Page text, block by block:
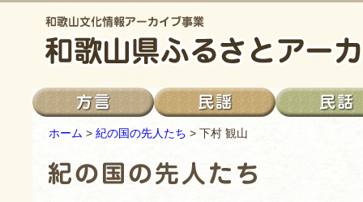
ホーム > 紀の国の先人たち > 下村 観山